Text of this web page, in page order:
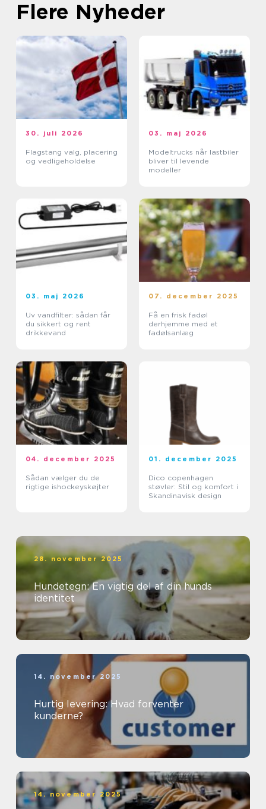
Flere Nyheder
30. juli 2026
Flagstang valg, placering
og vedligeholdelse
03. maj 2026
Modeltrucks når lastbiler
bliver til levende
modeller
03. maj 2026
Uv vandfilter: sådan får
du sikkert og rent
drikkevand
07. december 2025
Få en frisk fadøl
derhjemme med et
fadølsanlæg
04. december 2025
Sådan vælger du de
rigtige ishockeyskøjter
01. december 2025
Dico copenhagen
støvler: Stil og komfort i
Skandinavisk design
28. november 2025
Hundetegn: En vigtig del af din hunds
identitet
14. november 2025
Hurtig levering: Hvad forventer
kunderne?
14. november 2025